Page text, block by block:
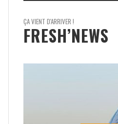
ÇA VIENT D'ARRIVER !
FRESH’NEWS